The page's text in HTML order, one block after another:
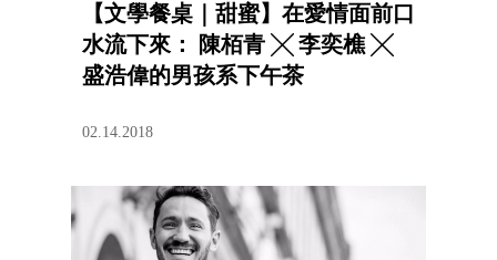
【文學餐桌｜甜蜜】在愛情面前口
水流下來： 陳栢青 ╳ 李奕樵 ╳
盛浩偉的男孩系下午茶
02.14.2018